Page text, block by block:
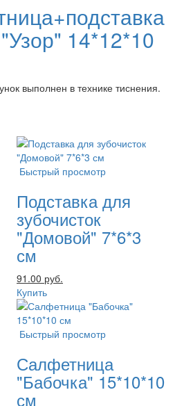
14*12*10
выполнен в технике тиснения.
Быстрый просмотр
Подставка для
зубочисток
"Домовой" 7*6*3
см
91.00 руб.
Купить
Быстрый просмотр
Салфетница
"Бабочка" 15*10*10
см